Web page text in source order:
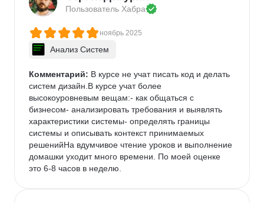
Пользователь Хабра
ноябрь 2025
Анализ Систем
Комментарий: В курсе не учат писать код и делать
систем дизайн.В курсе учат более
высокоуровневым вещам:- как общаться с
бизнесом- анализировать требования и выявлять
характеристики системы- определять границы
системы и описывать контекст принимаемых
решенийНа вдумчивое чтение уроков и выполнение
домашки уходит много времени. По моей оценке
это 6-8 часов в неделю.